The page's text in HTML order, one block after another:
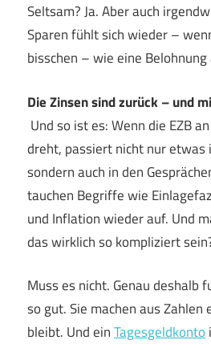
Seltsam? Ja. Aber auch
Sparen fühlt sich wieder –
bisschen – wie eine Belohnung
Die Zinsen sind zurück – und
Und so ist es: Wenn die EZB
dreht, passiert nicht nur etwas
sondern auch in den
tauchen Begriffe wie
und Inflation wieder auf. Und
das wirklich so kompliziert
Muss es nicht. Genau deshalb
so gut. Sie machen aus Zahlen
bleibt. Und einTagesgeldkonto